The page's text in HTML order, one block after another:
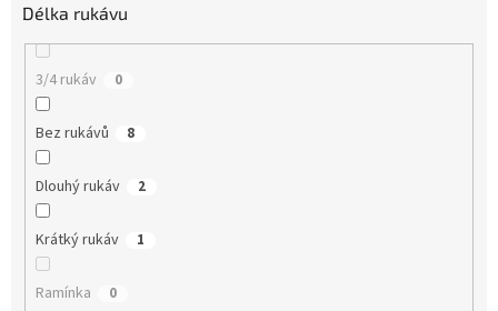
Délka rukávu
3/4 rukáv 0
Bez rukávů 8
Dlouhý rukáv 2
Krátký rukáv 1
Ramínka 0